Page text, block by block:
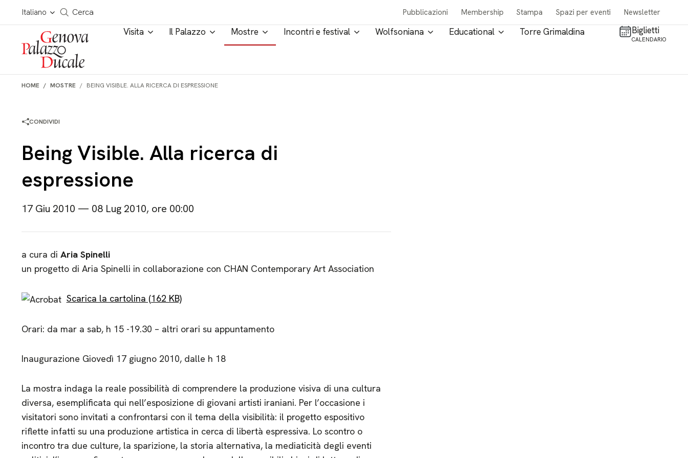
Salta al contenuto
Italiano
Cerca in tutto il sito
Cerca Pubblicazioni Membership Stampa Spazi per eventi Newsletter
Visita Il Palazzo Mostre Incontri e festival Wolfsoniana Educational Torre Grimaldina Biglietti
CALENDARIO
HOME MOSTRE BEING VISIBLE. ALLA RICERCA DI ESPRESSIONE
CONDIVIDI
Being Visible. Alla ricerca di
espressione
17 Giu 2010 — 08 Lug 2010, ore 00:00
a cura di Aria Spinelli
un progetto di Aria Spinelli in collaborazione con CHAN Contemporary Art Association
Scarica la cartolina (162 KB)
Orari: da mar a sab, h 15 -19.30 – altri orari su appuntamento
Inaugurazione Giovedì 17 giugno 2010, dalle h 18
La mostra indaga la reale possibilità di comprendere la produzione visiva di una cultura
diversa, esemplificata qui nell’esposizione di giovani artisti iraniani. Per l’occasione i
visitatori sono invitati a confrontarsi con il tema della visibilità: il progetto espositivo
riflette infatti su una produzione artistica in cerca di libertà espressiva. Lo scontro o
incontro tra due culture, la sparizione, la storia alternativa, la mediaticità degli eventi